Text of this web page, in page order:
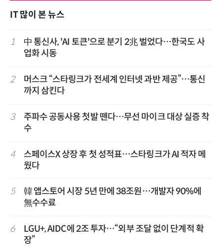
IT 많이 본 뉴스
1
中 통신사, 'AI 토큰'으로 분기 2兆 벌었다…한국도 사
업화 시동
2
머스크 “스타링크가 전세계 인터넷 과반 제공”…통신
까지 삼킨다
3
주파수 공동사용 첫발 뗀다…무선 마이크 대상 실증 착
수
4
스페이스X 상장 후 첫 성적표…스타링크가 AI 적자 메
웠다
5
韓 앱스토어 시장 5년 만에 38조원…개발자 90%에
無수수료
6
LGU+, AIDC에 2조 투자…“외부 조달 없이 단계적 확
장”